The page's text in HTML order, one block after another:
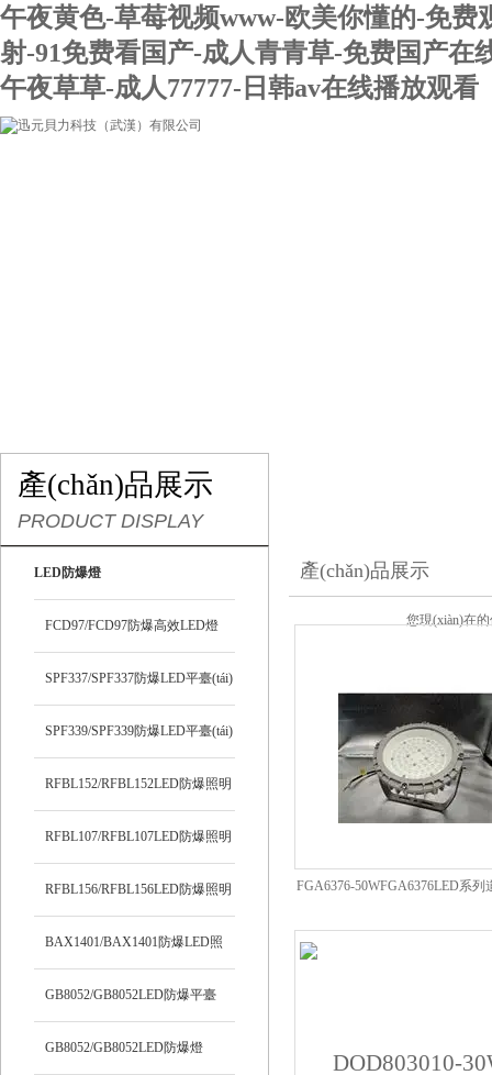
午夜黄色-草莓视频www-欧美你懂的-免
射-91免费看国产-成人青青草-免费国产
午夜草草-成人77777-日韩av在线播放观看
產(chǎn)品展示
PRODUCT DISPLAY
LED防爆燈
FCD97/FCD97防爆高效LED燈
SPF337/SPF337防爆LED平臺(tái)
燈
SPF339/SPF339防爆LED平臺(tái)
燈
RFBL152/RFBL152LED防爆照明
燈
RFBL107/RFBL107LED防爆照明
燈
RFBL156/RFBL156LED防爆照明
燈
BAX1401/BAX1401防爆LED照
明燈
GB8052/GB8052LED防爆平臺
(tái)燈
GB8052/GB8052LED防爆燈
產(chǎn)品展示
您現(xiàn)在
FGA6376-50WFGA6376LED系列